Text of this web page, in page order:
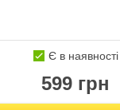
Є в наявності
599 грн